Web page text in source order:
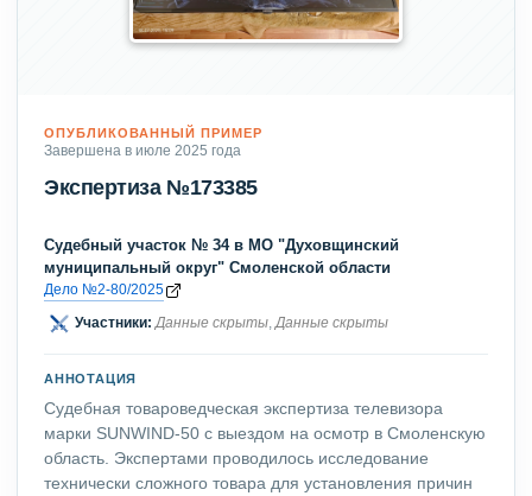
ОПУБЛИКОВАННЫЙ ПРИМЕР
Завершена в июле 2025 года
Экспертиза №173385
Судебный участок № 34 в МО "Духовщинский
муниципальный округ" Смоленской области
Дело №2-80/2025
Участники: Данные скрыты,Данные скрыты
АННОТАЦИЯ
Судебная товароведческая экспертиза телевизора
марки SUNWIND-50 с выездом на осмотр в Смоленскую
область. Экспертами проводилось исследование
технически сложного товара для установления причин